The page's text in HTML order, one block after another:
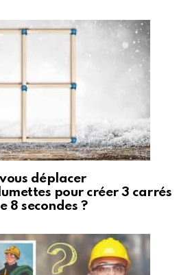
déplacer
pour créer 3 carrés
8 secondes ?